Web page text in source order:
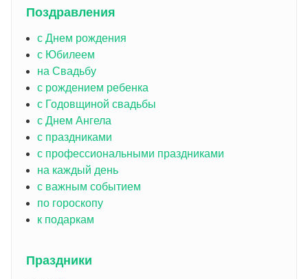
Поздравления
с Днем рождения
с Юбилеем
на Свадьбу
с рождением ребенка
с Годовщиной свадьбы
с Днем Ангела
с праздниками
с профессиональными праздниками
на каждый день
с важным событием
по гороскопу
к подаркам
Праздники